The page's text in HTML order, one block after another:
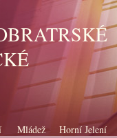
Mládež Horní Jelení